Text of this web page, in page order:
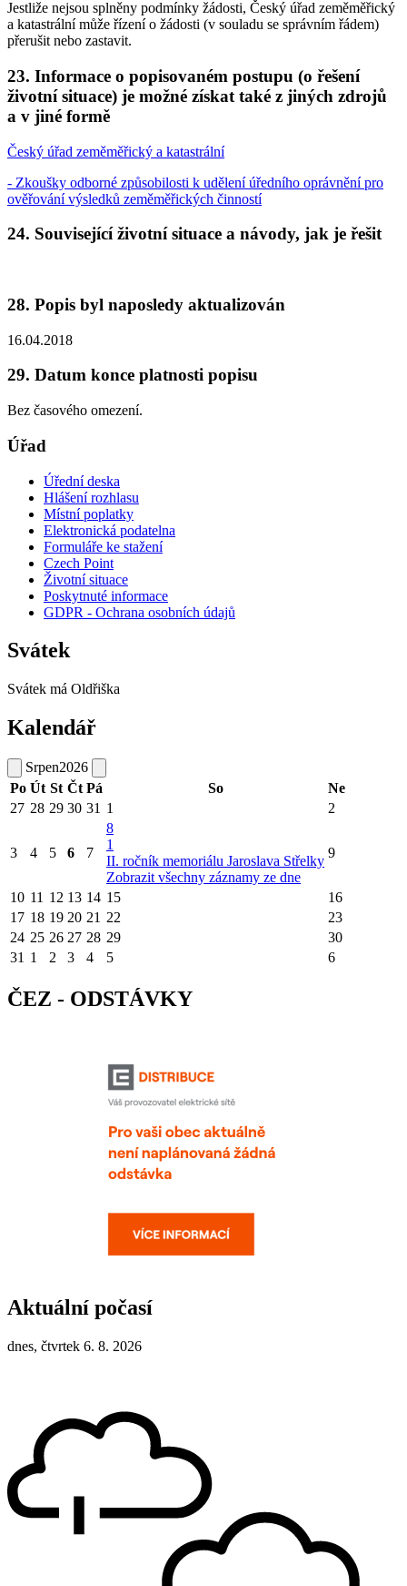
Jestliže nejsou splněny podmínky žádosti, Český úřad zeměměřický
a katastrální může řízení o žádosti (v souladu se správním řádem)
přerušit nebo zastavit.
23. Informace o popisovaném postupu (o řešení
životní situace) je možné získat také z jiných zdrojů
a v jiné formě
Český úřad zeměměřický a katastrální
- Zkoušky odborné způsobilosti k udělení úředního oprávnění pro
ověřování výsledků zeměměřických činností
24. Související životní situace a návody, jak je řešit
28. Popis byl naposledy aktualizován
16.04.2018
29. Datum konce platnosti popisu
Bez časového omezení.
Úřad
Úřední deska
Hlášení rozhlasu
Místní poplatky
Elektronická podatelna
Formuláře ke stažení
Czech Point
Životní situace
Poskytnuté informace
GDPR - Ochrana osobních údajů
Svátek
Svátek má Oldřiška
Kalendář
Srpen2026
Po Út St Čt Pá So
Ne
27 28 29 30 31 1 2
3 4 5 6 7
8
1
II. ročník memoriálu Jaroslava Střelky
Zobrazit všechny záznamy ze dne
9
10 11 12 13 14 15
16
17 18 19 20 21 22
23
24 25 26 27 28 29
30
31 1 2 3 4 5 6
ČEZ - ODSTÁVKY
Aktuální počasí
dnes, čtvrtek 6. 8. 2026